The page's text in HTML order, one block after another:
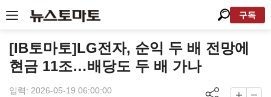
구독
[IB토마토]LG전자, 순익 두 배 전망에
현금 11조…배당도 두 배 가나
입력: 2026-05-19 06:00:00